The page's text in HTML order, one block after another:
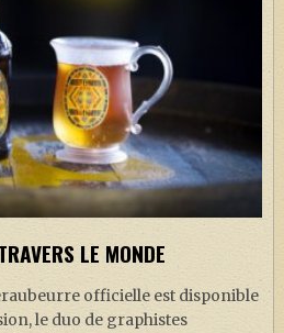
LE MONDE
officielle est disponible
le duo de graphistes